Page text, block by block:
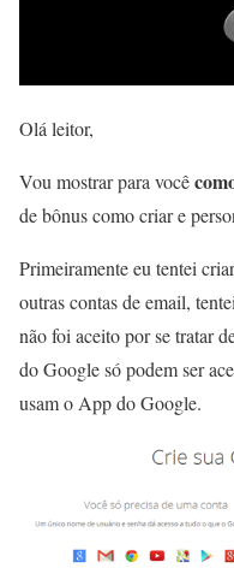
Olá leitor,
Vou mostrar para você
de bônus como criar e
Primeiramente eu tentei
outras contas de email,
não foi aceito por se tratar
do Google só podem ser
usam o App do Google.